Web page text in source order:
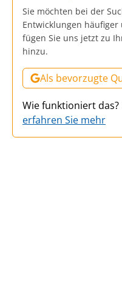
Sie möchten bei der
Entwicklungen häufiger
fügen Sie uns jetzt zu
hinzu.
Als bevorzugte
Wie funktioniert das?
erfahren Sie mehr